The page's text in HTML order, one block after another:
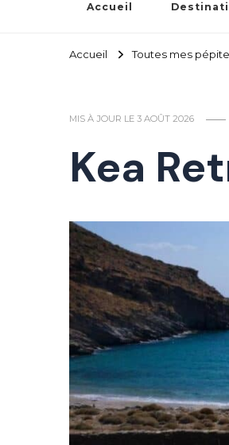
Accueil
Accueil Toutes mes
MIS À JOUR LE 3 AOÛT 2026
Kea